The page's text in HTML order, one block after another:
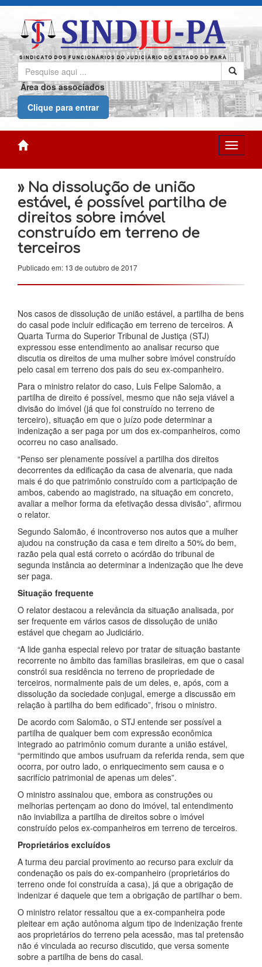
Área dos associados
Clique para entrar
» Na dissolução de união
estável, é possível partilha de
direitos sobre imóvel
construído em terreno de
terceiros
Publicado em: 13 de outubro de 2017
Nos casos de dissolução de união estável, a partilha de bens
do casal pode incluir edificação em terreno de terceiros. A
Quarta Turma do Superior Tribunal de Justiça (STJ)
expressou esse entendimento ao analisar recurso que
discutia os direitos de uma mulher sobre imóvel construído
pelo casal em terreno dos pais do seu ex-companheiro.
Para o ministro relator do caso, Luis Felipe Salomão, a
partilha de direito é possível, mesmo que não seja viável a
divisão do imóvel (já que foi construído no terreno de
terceiro), situação em que o juízo pode determinar a
indenização a ser paga por um dos ex-companheiros, como
ocorreu no caso analisado.
“Penso ser plenamente possível a partilha dos direitos
decorrentes da edificação da casa de alvenaria, que nada
mais é do que patrimônio construído com a participação de
ambos, cabendo ao magistrado, na situação em concreto,
avaliar a melhor forma da efetivação dessa divisão”, afirmou
o relator.
Segundo Salomão, é incontroverso nos autos que a mulher
ajudou na construção da casa e tem direito a 50% do bem,
razão pela qual está correto o acórdão do tribunal de
segunda instância ao determinar a indenização que lhe deve
ser paga.
Situação frequente
O relator destacou a relevância da situação analisada, por
ser frequente em vários casos de dissolução de união
estável que chegam ao Judiciário.
“A lide ganha especial relevo por tratar de situação bastante
recorrente no âmbito das famílias brasileiras, em que o casal
constrói sua residência no terreno de propriedade de
terceiros, normalmente pais de um deles, e, após, com a
dissolução da sociedade conjugal, emerge a discussão em
relação à partilha do bem edificado”, frisou o ministro.
De acordo com Salomão, o STJ entende ser possível a
partilha de qualquer bem com expressão econômica
integrado ao patrimônio comum durante a união estável,
“permitindo que ambos usufruam da referida renda, sem que
ocorra, por outro lado, o enriquecimento sem causa e o
sacrifício patrimonial de apenas um deles”.
O ministro assinalou que, embora as construções ou
melhorias pertençam ao dono do imóvel, tal entendimento
não inviabiliza a partilha de direitos sobre o imóvel
construído pelos ex-companheiros em terreno de terceiros.
Proprietários excluídos
A turma deu parcial provimento ao recurso para excluir da
condenação os pais do ex-companheiro (proprietários do
terreno onde foi construída a casa), já que a obrigação de
indenizar é daquele que tem a obrigação de partilhar o bem.
O ministro relator ressaltou que a ex-companheira pode
pleitear em ação autônoma algum tipo de indenização frente
aos proprietários do terreno pela acessão, mas tal pretensão
não é vinculada ao recurso discutido, que versa somente
sobre a partilha de bens do casal.